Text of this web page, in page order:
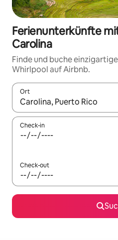
Ferienunterkünfte
Carolina
Finde und buche
Whirlpool auf Airbnb.
Ort
Wenn Ergebnisse verfügbar
Check-in
Check-out